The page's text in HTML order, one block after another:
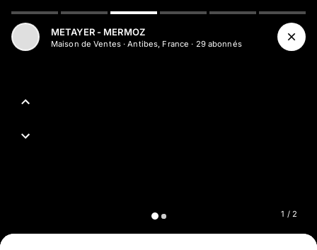
1 / 2
METAYER - MERMOZ
Maison de Ventes·Antibes, France · 29abonnés